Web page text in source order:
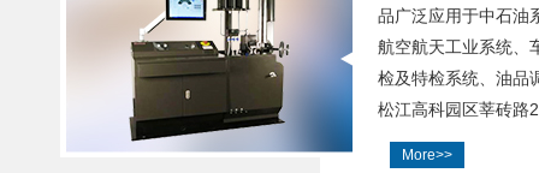
品广泛应用于中石油
航空航天工业系统、
检及特检系统、油品
松江高科园区莘砖路
More>>